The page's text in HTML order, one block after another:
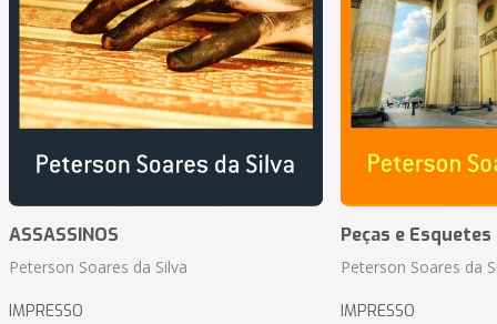
ASSASSINOS
Peterson Soares da Silva
IMPRESSO
Peças e
Peterson Soares da
IMPRESSO